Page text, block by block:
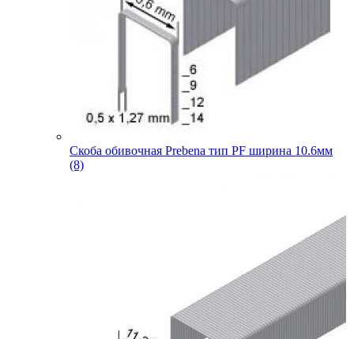
Скоба обивочная Prebena тип PF ширина 10.6мм
(8)